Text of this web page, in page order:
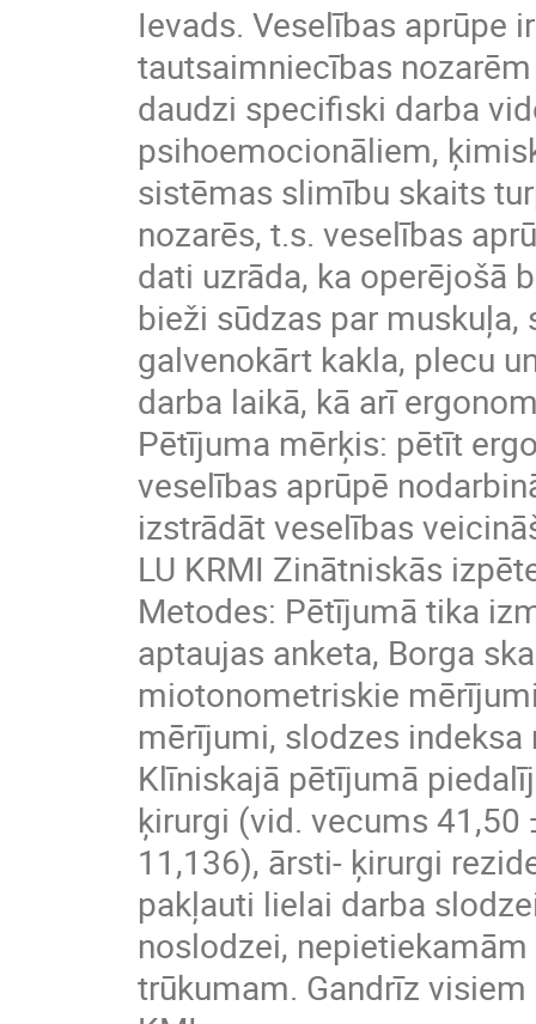
Ievads. Veselības aprūpe
tautsaimniecības
daudzi specifiski darba
psihoemocionāliem,
sistēmas slimību skaits
nozarēs, t.s. veselības
dati uzrāda, ka operējošā
bieži sūdzas par
galvenokārt kakla, plecu
darba laikā, kā arī
Pētījuma mērķis: pētīt
veselības aprūpē
izstrādāt veselības
LU KRMI Zinātniskās
Metodes: Pētījumā tika
aptaujas anketa, Borga
miotonometriskie
mērījumi, slodzes
Klīniskajā pētījumā
ķirurgi (vid. vecums
11,136), ārsti- ķirurgi
pakļauti lielai darba
noslodzei,
trūkumam. Gandrīz